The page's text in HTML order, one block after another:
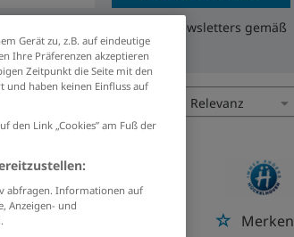
Daten zum Erhalt des Newsletters gemäß
Merken
Gerät zu, z.B. auf eindeutige
Ihre Präferenzen akzeptieren
Zeitpunkt die Seite mit den
und haben keinen Einfluss auf
den Link „Cookies” am Fuß der
abfragen. Informationen auf
Anzeigen- und